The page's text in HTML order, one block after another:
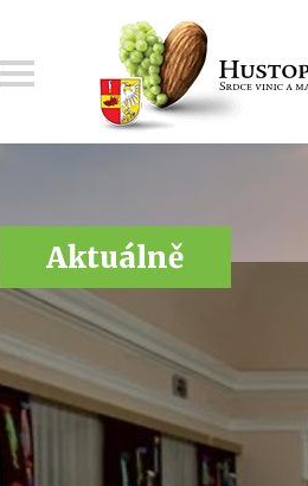
Aktuálně